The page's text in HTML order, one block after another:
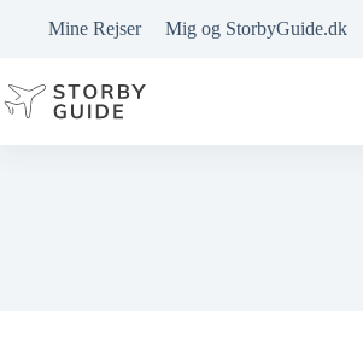
Mine Rejser Mig og StorbyGuide.dk